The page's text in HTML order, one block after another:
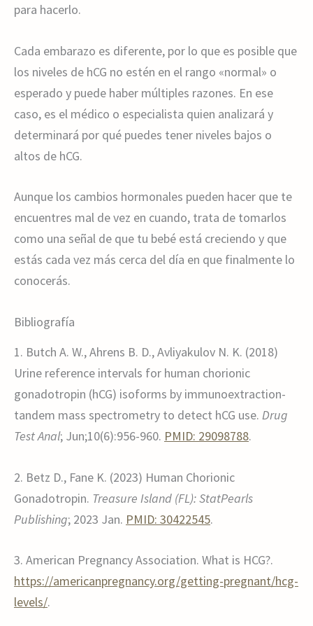
para hacerlo.
Cada embarazo es diferente, por lo que es posible que
los niveles de hCG no estén en el rango «normal» o
esperado y puede haber múltiples razones. En ese
caso, es el médico o especialista quien analizará y
determinará por qué puedes tener niveles bajos o
altos de hCG.
Aunque los cambios hormonales pueden hacer que te
encuentres mal de vez en cuando, trata de tomarlos
como una señal de que tu bebé está creciendo y que
estás cada vez más cerca del día en que finalmente lo
conocerás.
Bibliografía
1. Butch A. W., Ahrens B. D., Avliyakulov N. K. (2018)
Urine reference intervals for human chorionic
gonadotropin (hCG) isoforms by immunoextraction-
tandem mass spectrometry to detect hCG use. Drug
Test Anal; Jun;10(6):956-960. PMID: 29098788.
2. Betz D., Fane K. (2023) Human Chorionic
Gonadotropin. Treasure Island (FL): StatPearls
Publishing; 2023 Jan. PMID: 30422545.
3. American Pregnancy Association. What is HCG?.
https://americanpregnancy.org/getting-pregnant/hcg-
levels/.